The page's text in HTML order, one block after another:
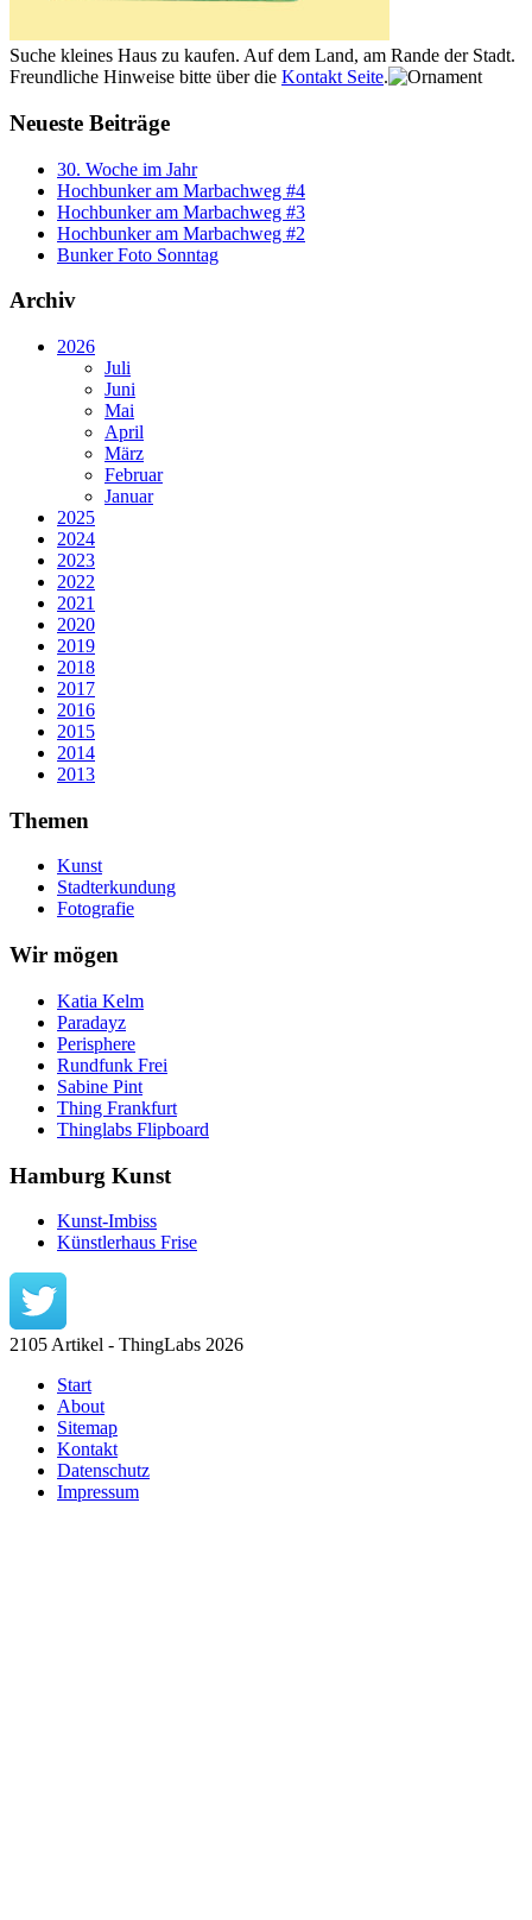
Suche kleines Haus zu kaufen. Auf dem Land, am Rande der Stadt.
Freundliche Hinweise bitte über die Kontakt Seite.
Neueste Beiträge
30. Woche im Jahr
Hochbunker am Marbachweg #4
Hochbunker am Marbachweg #3
Hochbunker am Marbachweg #2
Bunker Foto Sonntag
Archiv
2026
Juli
Juni
Mai
April
März
Februar
Januar
2025
2024
2023
2022
2021
2020
2019
2018
2017
2016
2015
2014
2013
Themen
Kunst
Stadterkundung
Fotografie
Wir mögen
Katia Kelm
Paradayz
Perisphere
Rundfunk Frei
Sabine Pint
Thing Frankfurt
Thinglabs Flipboard
Hamburg Kunst
Kunst-Imbiss
Künstlerhaus Frise
2105 Artikel - ThingLabs 2026
Start
About
Sitemap
Kontakt
Datenschutz
Impressum